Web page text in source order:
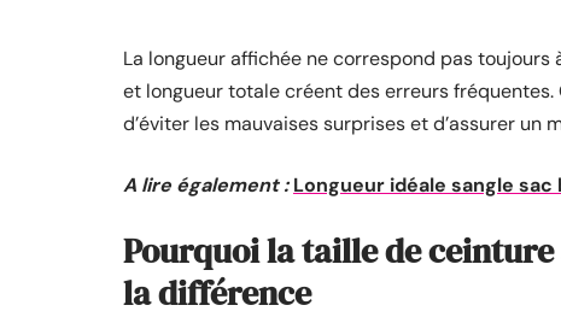
La longueur affichée ne correspond pas
et longueur totale créent des erreurs
d’éviter les mauvaises surprises et d’assurer un
A lire également : Longueur idéale sangle
Pourquoi la taille de
la différence